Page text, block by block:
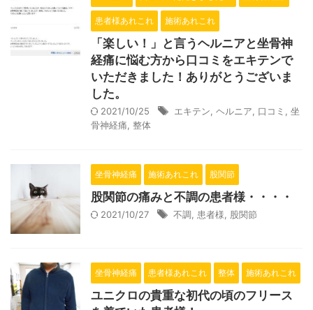
患者様あれこれ 施術あれこれ
「楽しい！」と言うヘルニアと坐骨神
経痛に悩む方から口コミをエキテンで
いただきました！ありがとうございま
した。
2021/10/25 エキテン ヘルニア 口コミ
坐
骨神経痛 整体
坐骨神経痛 施術あれこれ 股関節
股関節の痛みと不調の患者様・・・・
2021/10/27 不調 患者様 股関節
坐骨神経痛 患者様あれこれ 整体 施術あれこれ
ユニクロの貴重な初代の頃のフリース